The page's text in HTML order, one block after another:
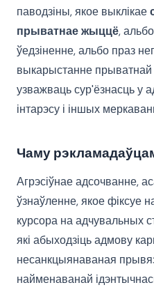
паводзіны, якое выклікае
прыватнае жыццё,
ўедзіненне, альбо праз
выкарыстанне
узважваць сур'ёзнасць у
інтарэсу і іншых
Чаму
Агрэсіўнае адсочванне,
ўзнаўленне, якое фіксуе
курсора на адчувальных
які абыходзіць адмову
несанкцыянаваная
найменаванай